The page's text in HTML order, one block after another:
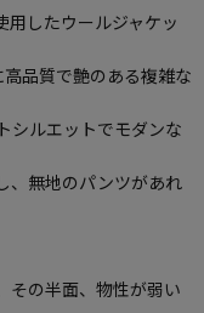
用したウールジャケッ
品質で艶のある複雑な
シルエットでモダンな
、無地のパンツがあれ
その半面、物性が弱い